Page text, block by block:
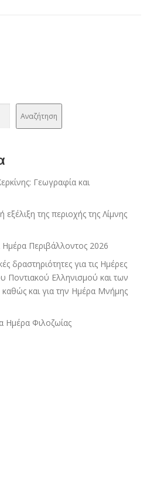
Αναζήτηση
Γεωγραφία και
εξέλιξη της περιοχής της Λίμνης
Ημέρα Περιβάλλοντος 2026
δραστηριότητες για τις Ημέρες
Ποντιακού Ελληνισμού και των
και για την Ημέρα Μνήμης
Ημέρα Φιλοζωίας